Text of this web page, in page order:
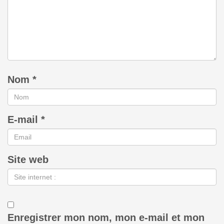
Nom *
E-mail *
Site web
Enregistrer mon nom, mon e-mail et mon